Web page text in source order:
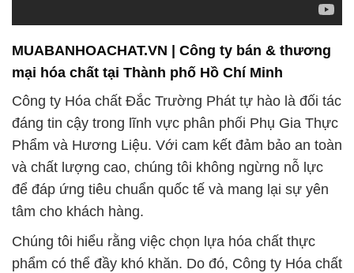
thể hiện cam kết vững chắc của chúng tôi đối với
Chúng tôi cung cấp những giải pháp hóa chất nông
nghiệp hiệu quả nhất để hỗ trợ ngành nông nghiệp
phát triển bền vững. Sản phẩm của chúng tôi được
thiết kế để tối ưu hóa sản lượng và chất lượng nông
sản, giúp nông dân nâng cao hiệu suất trong quá
trình sản xuất. Sự kết hợp giữa công nghệ tiên tiến
và kiến thức chuyên sâu về nông nghiệp làm cho
Công ty Hóa chất Đắc Trường Phát trở thành đối
tác lựa chọn hàng đầu cho những người đang tìm
kiếm giải pháp hóa chất nông nghiệp hiệu quả và an